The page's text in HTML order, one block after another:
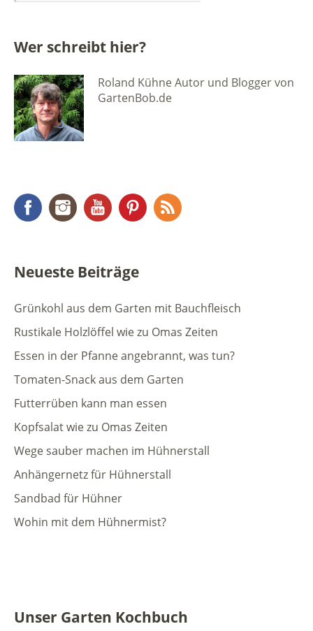
Wer schreibt hier?
Roland Kühne Autor und Blogger von
GartenBob.de
FacebookInstagramYouTubePinterest
Neueste Beiträge
Grünkohl aus dem Garten mit Bauchfleisch
Rustikale Holzlöffel wie zu Omas Zeiten
Essen in der Pfanne angebrannt, was tun?
Tomaten-Snack aus dem Garten
Futterrüben kann man essen
Kopfsalat wie zu Omas Zeiten
Wege sauber machen im Hühnerstall
Anhängernetz für Hühnerstall
Sandbad für Hühner
Wohin mit dem Hühnermist?
Unser Garten Kochbuch